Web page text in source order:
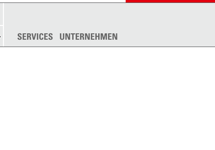
STREUEN WEITERE
SERVICES UNTERNEHMEN